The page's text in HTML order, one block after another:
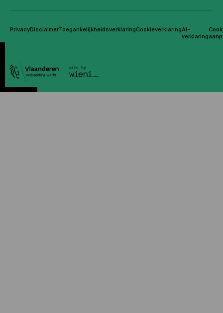
PrivacyDisclaimerToegankelijkheidsverklaringCookieverklaringAI-
verklaring